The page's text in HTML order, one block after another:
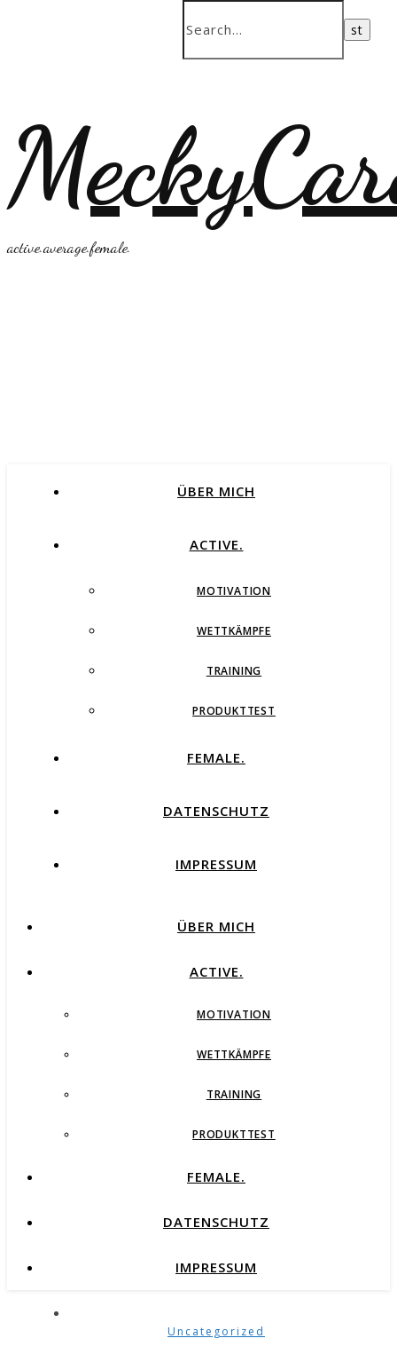
active.average.female.
ÜBER MICH
ACTIVE.
MOTIVATION
WETTKÄMPFE
TRAINING
PRODUKTTEST
FEMALE.
DATENSCHUTZ
IMPRESSUM
ÜBER MICH
ACTIVE.
MOTIVATION
WETTKÄMPFE
TRAINING
PRODUKTTEST
FEMALE.
DATENSCHUTZ
IMPRESSUM
Uncategorized